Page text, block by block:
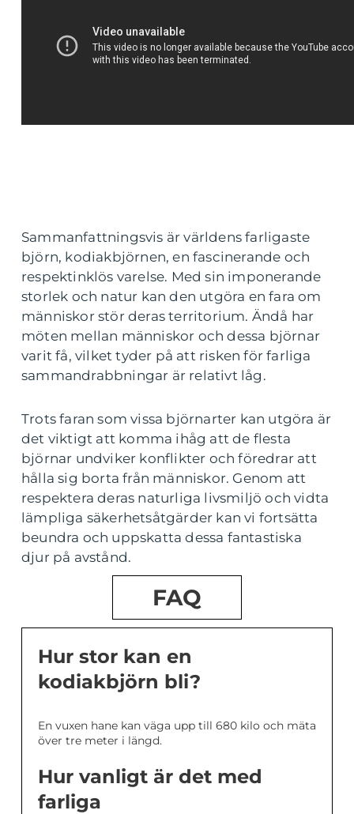
Sammanfattningsvis är världens farligaste
björn, kodiakbjörnen, en fascinerande och
respektinklös varelse. Med sin imponerande
storlek och natur kan den utgöra en fara om
människor stör deras territorium. Ändå har
möten mellan människor och dessa björnar
varit få, vilket tyder på att risken för farliga
sammandrabbningar är relativt låg.
Trots faran som vissa björnarter kan utgöra är
det viktigt att komma ihåg att de flesta
björnar undviker konflikter och föredrar att
hålla sig borta från människor. Genom att
respektera deras naturliga livsmiljö och vidta
lämpliga säkerhetsåtgärder kan vi fortsätta
beundra och uppskatta dessa fantastiska
djur på avstånd.
FAQ
Hur stor kan en
kodiakbjörn bli?
En vuxen hane kan väga upp till 680 kilo och mäta
över tre meter i längd.
Hur vanligt är det med
farliga